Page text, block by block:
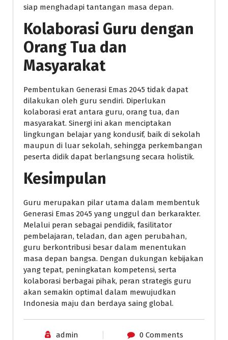
siap menghadapi tantangan masa depan.
Kolaborasi Guru dengan
Orang Tua dan
Masyarakat
Pembentukan Generasi Emas 2045 tidak dapat
dilakukan oleh guru sendiri. Diperlukan
kolaborasi erat antara guru, orang tua, dan
masyarakat. Sinergi ini akan menciptakan
lingkungan belajar yang kondusif, baik di sekolah
maupun di luar sekolah, sehingga perkembangan
peserta didik dapat berlangsung secara holistik.
Kesimpulan
Guru merupakan pilar utama dalam membentuk
Generasi Emas 2045 yang unggul dan berkarakter.
Melalui peran sebagai pendidik, fasilitator
pembelajaran, teladan, dan agen perubahan,
guru berkontribusi besar dalam menentukan
masa depan bangsa. Dengan dukungan kebijakan
yang tepat, peningkatan kompetensi, serta
kolaborasi berbagai pihak, peran strategis guru
akan semakin optimal dalam mewujudkan
Indonesia maju dan berdaya saing global.
admin 0 Comments